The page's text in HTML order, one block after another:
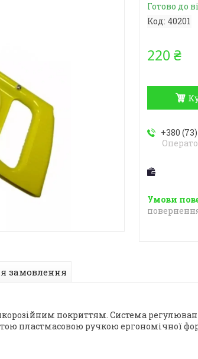
Готово до
Код: 40201
220 ₴
+380
замовлення
покриттям. Система
пластмасовою ручкою ергономічної